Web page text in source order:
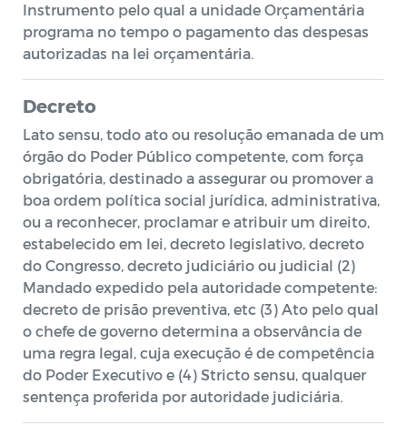
Instrumento pelo qual a unidade Orçamentária
programa no tempo o pagamento das despesas
autorizadas na lei orçamentária.
Decreto
Lato sensu, todo ato ou resolução emanada de um
órgão do Poder Público competente, com força
obrigatória, destinado a assegurar ou promover a
boa ordem política social jurídica, administrativa,
ou a reconhecer, proclamar e atribuir um direito,
estabelecido em lei, decreto legislativo, decreto
do Congresso, decreto judiciário ou judicial (2)
Mandado expedido pela autoridade competente:
decreto de prisão preventiva, etc (3) Ato pelo qual
o chefe de governo determina a observância de
uma regra legal, cuja execução é de competência
do Poder Executivo e (4) Stricto sensu, qualquer
sentença proferida por autoridade judiciária.